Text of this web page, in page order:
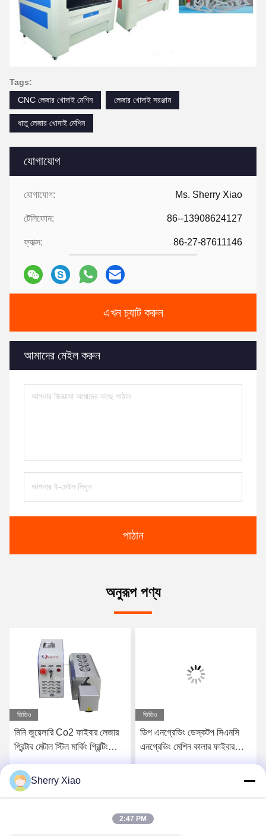
যোগাযোগ
যোগাযোগ: Ms. Sherry Xiao
টেলিফোন: 86--13908624127
ফ্যাক্স: 86-27-87611146
এখন চ্যাট করুন
আমাদের মেইল করুন
পাঠান
Tags:
CNC লেজার খোদাই মেশিন
লেজার খোদাই সরঞ্জাম
ধাতু লেজার খোদাই মেশিন
অনুরূপ পণ্য
ভিডিও
মিনি জুয়েলারি Co2 ফাইবার লেজার
প্রিন্টার মেটাল স্টিল মার্কিং প্রিন্টিং
ভিডিও
ডিপ এনগ্রেভিং ডেস্কটপ সিএনসি
এনগ্রেভিং মেশিন কালার ফাইবার
Sherry Xiao
2:47 PM